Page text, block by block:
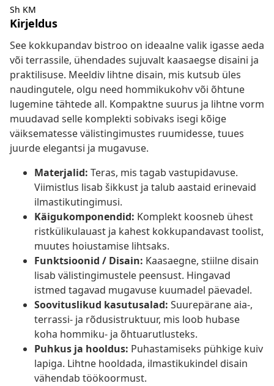
Sh KM
Kirjeldus
See kokkupandav bistroo on ideaalne valik igasse aeda
või terrassile, ühendades sujuvalt kaasaegse disaini ja
praktilisuse. Meeldiv lihtne disain, mis kutsub üles
naudingutele, olgu need hommikukohv või õhtune
lugemine tähtede all. Kompaktne suurus ja lihtne vorm
muudavad selle komplekti sobivaks isegi kõige
väiksematesse välistingimustes ruumidesse, tuues
juurde elegantsi ja mugavuse.
Materjalid: Teras, mis tagab vastupidavuse.
Viimistlus lisab šikkust ja talub aastaid erinevaid
ilmastikutingimusi.
Käigukomponendid: Komplekt koosneb ühest
ristkülikulauast ja kahest kokkupandavast toolist,
muutes hoiustamise lihtsaks.
Funktsioonid / Disain: Kaasaegne, stiilne disain
lisab välistingimustele peensust. Hingavad
istmed tagavad mugavuse kuumadel päevadel.
Soovituslikud kasutusalad: Suurepärane aia-,
terrassi- ja rõdusistruktuur, mis loob hubase
koha hommiku- ja õhtuarutlusteks.
Puhkus ja hooldus: Puhastamiseks pühkige kuiv
lapiga. Lihtne hooldada, ilmastikukindel disain
vähendab töökoormust.